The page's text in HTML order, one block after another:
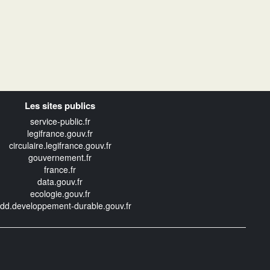
Les sites publics
service-public.fr
legifrance.gouv.fr
circulaire.legifrance.gouv.fr
gouvernement.fr
france.fr
data.gouv.fr
ecologie.gouv.fr
durable.gouv.fr